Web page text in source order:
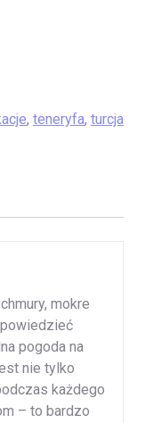
, teneryfa, turcja
mokre
pogoda na
nie tylko
każdego
– to bardzo